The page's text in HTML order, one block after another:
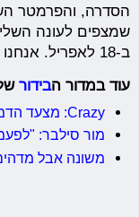
הסדרה, והפרמטר
שמצפים לעונה
ב-18 לאפריל. אנחנו מודים, גם אנחנו מצפים!
עוד במדור הבידור
Crazy: מצעד הדמויות ההזויות ביותר בטלוויזיה
מור סילבר:
משונה אבל